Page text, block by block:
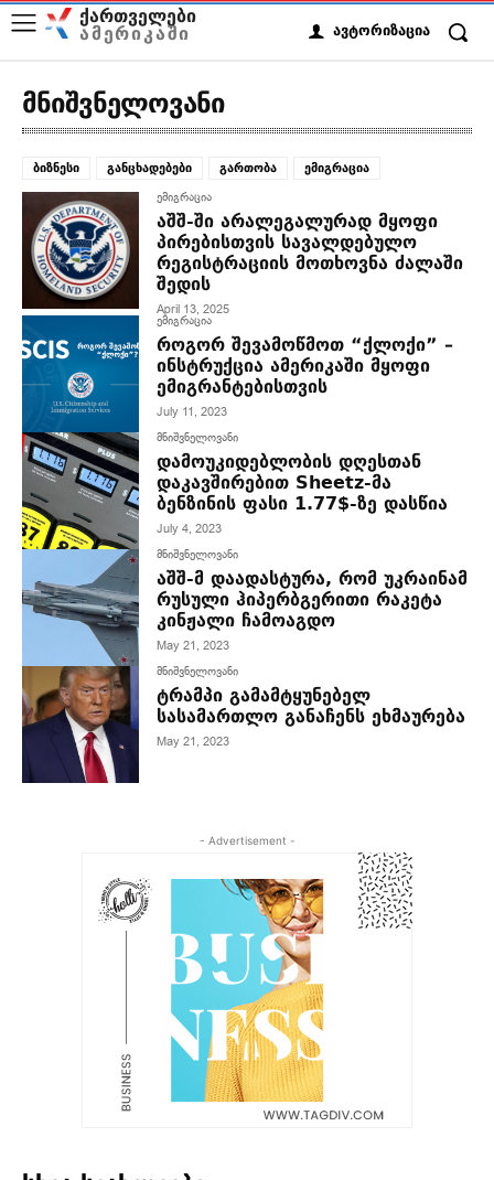
ქართველები
ამერიკაში ავტორიზაცია
მნიშვნელოვანი
ბიზნესი განცხადებები გართობა ემიგრაცია
ემიგრაცია
აშშ-ში არალეგალურად მყოფი
პირებისთვის სავალდებულო
რეგისტრაციის მოთხოვნა ძალაში
შედის
April 13, 2025
ემიგრაცია
როგორ შევამოწმოთ “ქლოქი” –
ინსტრუქცია ამერიკაში მყოფი
ემიგრანტებისთვის
July 11, 2023
მნიშვნელოვანი
დამოუკიდებლობის დღესთან
დაკავშირებით Sheetz-მა
ბენზინის ფასი 1.77$-ზე დასწია
July 4, 2023
მნიშვნელოვანი
აშშ-მ დაადასტურა, რომ უკრაინამ
რუსული ჰიპერბგერითი რაკეტა
კინჟალი ჩამოაგდო
May 21, 2023
მნიშვნელოვანი
ტრამპი გამამტყუნებელ
სასამართლო განაჩენს ეხმაურება
May 21, 2023
- Advertisement -